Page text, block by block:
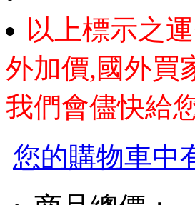
以上標示之
外加價,國外買
我們會儘快給
您的購物車中